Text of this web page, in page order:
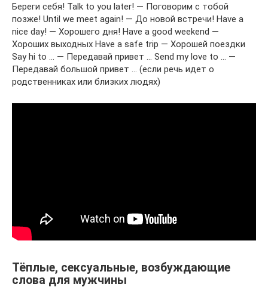
Береги себя! Talk to you later! — Поговорим с тобой
позже! Until we meet again! — До новой встречи! Have a
nice day! — Хорошего дня! Have a good weekend —
Хороших выходных Have a safe trip — Хорошей поездки
Say hi to … — Передавай привет … Send my love to … —
Передавай большой привет … (если речь идет о
родственниках или близких людях)
Тёплые, сексуальные, возбуждающие
слова для мужчины